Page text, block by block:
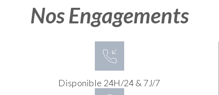
Nos Engagements
Disponible 24H/24 & 7J/7